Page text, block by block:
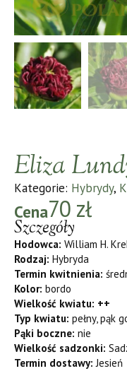
Eliza
Kategorie: Hybrydy,
Cena70 zł
Szczegóły
Hodowca: William H.
Rodzaj: Hybryda
Termin kwitnienia:
Kolor: bordo
Wielkość kwiatu: ++
Typ kwiatu: pełny, pąk
Pąki boczne: nie
Wielkość sadzonki:
Termin dostawy: Jesień